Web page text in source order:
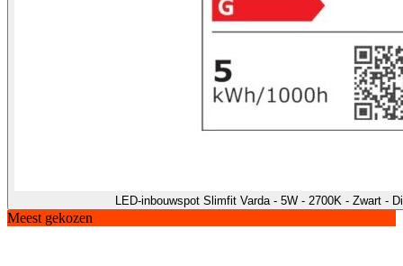
LED-inbouwspot Slimfit Varda - 5W - 2700K - Zwart -
Meest gekozen